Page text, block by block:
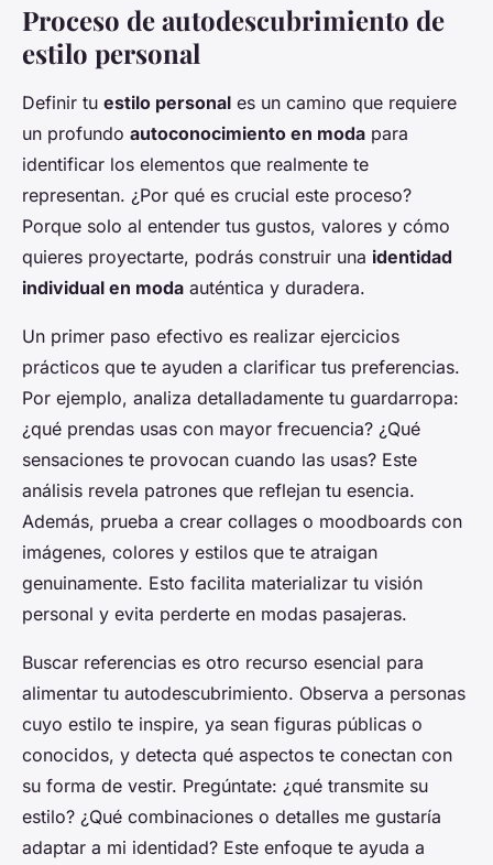
Proceso de autodescubrimiento de
estilo personal
Definir tu estilo personal es un camino que requiere
un profundo autoconocimiento en moda para
identificar los elementos que realmente te
representan. ¿Por qué es crucial este proceso?
Porque solo al entender tus gustos, valores y cómo
quieres proyectarte, podrás construir una identidad
individual en moda auténtica y duradera.
Un primer paso efectivo es realizar ejercicios
prácticos que te ayuden a clarificar tus preferencias.
Por ejemplo, analiza detalladamente tu guardarropa:
¿qué prendas usas con mayor frecuencia? ¿Qué
sensaciones te provocan cuando las usas? Este
análisis revela patrones que reflejan tu esencia.
Además, prueba a crear collages o moodboards con
imágenes, colores y estilos que te atraigan
genuinamente. Esto facilita materializar tu visión
personal y evita perderte en modas pasajeras.
Buscar referencias es otro recurso esencial para
alimentar tu autodescubrimiento. Observa a personas
cuyo estilo te inspire, ya sean figuras públicas o
conocidos, y detecta qué aspectos te conectan con
su forma de vestir. Pregúntate: ¿qué transmite su
estilo? ¿Qué combinaciones o detalles me gustaría
adaptar a mi identidad? Este enfoque te ayuda a